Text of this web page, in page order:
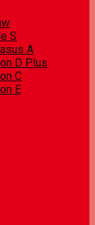
S
A
D Plus
C
E